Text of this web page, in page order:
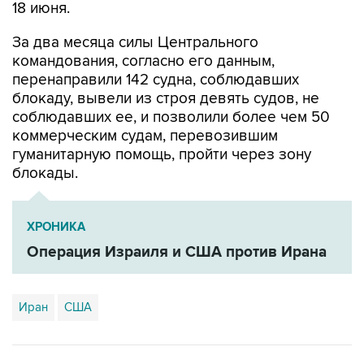
18 июня.
За два месяца силы Центрального
командования, согласно его данным,
перенаправили 142 судна, соблюдавших
блокаду, вывели из строя девять судов, не
соблюдавших ее, и позволили более чем 50
коммерческим судам, перевозившим
гуманитарную помощь, пройти через зону
блокады.
ХРОНИКА
Операция Израиля и США против Ирана
Иран США